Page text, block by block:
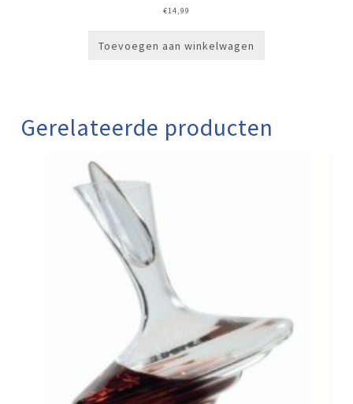
€14,99
Toevoegen aan winkelwagen
Gerelateerde producten